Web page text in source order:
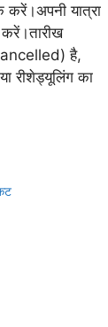
यात्रा
है,
रीशेड्यूलिंग का